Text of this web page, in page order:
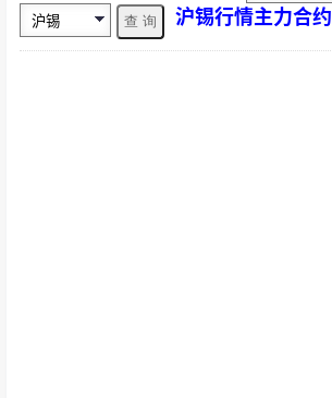
沪锡行情主力合约